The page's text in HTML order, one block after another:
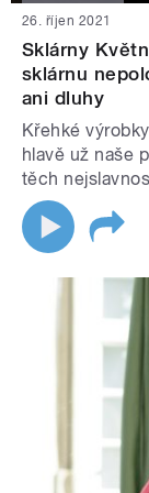
26. říjen 2021
Sklárny
sklárnu
ani dluhy
Křehké
hlavě už naše
těch